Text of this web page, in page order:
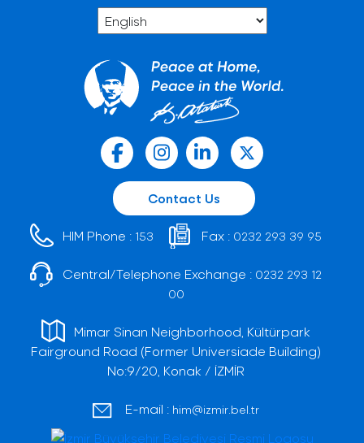
Contact Us
HIM Phone : 153 Fax : 0232 293 39 95
Central/Telephone Exchange : 0232 293 12
00
Mimar Sinan Neighborhood, Kültürpark
Fairground Road (Former Universiade Building)
No:9/20, Konak / İZMİR
E-mail : him@izmir.bel.tr